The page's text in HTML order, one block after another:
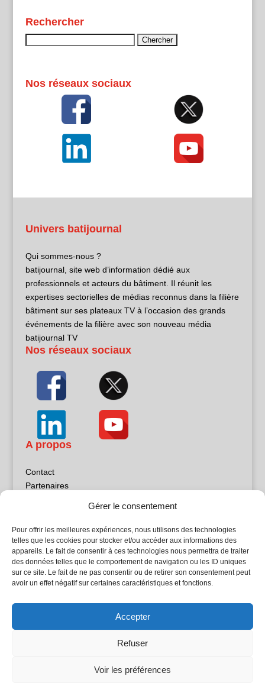
Gérer le consentement
Pour offrir les meilleures expériences, nous utilisons des technologies
telles que les cookies pour stocker et/ou accéder aux informations des
appareils. Le fait de consentir à ces technologies nous permettra de traiter
des données telles que le comportement de navigation ou les ID uniques
sur ce site. Le fait de ne pas consentir ou de retirer son consentement peut
avoir un effet négatif sur certaines caractéristiques et fonctions.
Accepter
Refuser
Voir les préférences
Rechercher
Nos réseaux sociaux
Univers batijournal
Qui sommes-nous ?
batijournal, site web d’information dédié aux
professionnels et acteurs du bâtiment. Il réunit les
expertises sectorielles de médias reconnus dans la filière
bâtiment sur ses plateaux TV à l’occasion des grands
événements de la filière avec son nouveau média
batijournal TV
Nos réseaux sociaux
A propos
Contact
Partenaires
Politique de confidentialité
Sites partenaires
5Façades
Atrium Patrimoine
L'Atelier Bois